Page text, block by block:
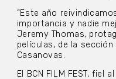
“Este año
importancia y nadie
Jeremy Thomas,
películas, de la sección
Casanovas.
El BCN FILM FEST,